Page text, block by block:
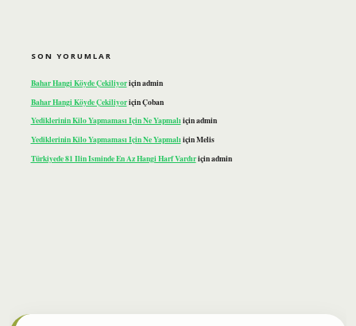
SON YORUMLAR
Bahar Hangi Köyde Çekiliyoriçinadmin
Bahar Hangi Köyde ÇekiliyoriçinÇoban
Yediklerinin Kilo Yapmaması Için Ne Yapmalıiçinadmin
Yediklerinin Kilo Yapmaması Için Ne YapmalıiçinMelis
Türkiyede 81 Ilin Isminde En Az Hangi Harf Vardıriçinadmin